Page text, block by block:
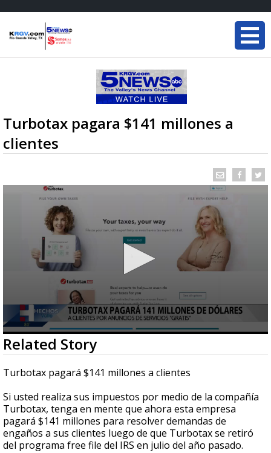
Turbotax pagara $141 millones a
clientes
0
seconds
of
2
minutes,
seconds
Related Story
Turbotax pagará $141 millones a clientes
Si usted realiza sus impuestos por medio de la compañía
Turbotax, tenga en mente que ahora esta empresa
pagará $141 millones para resolver demandas de
engaños a sus clientes luego de que Turbotax se retiró
del programa free file del IRS en julio del año pasado.